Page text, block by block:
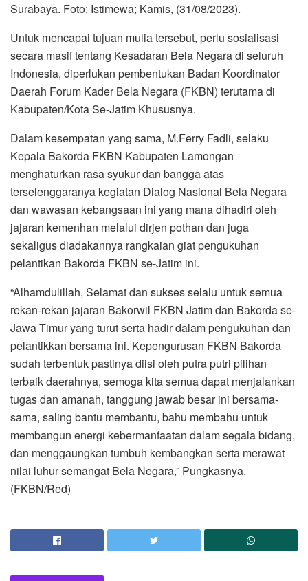
Surabaya. Foto: Istimewa; Kamis, (31/08/2023).
Untuk mencapai tujuan mulia tersebut, perlu sosialisasi
secara masif tentang Kesadaran Bela Negara di seluruh
Indonesia, diperlukan pembentukan Badan Koordinator
Daerah Forum Kader Bela Negara (FKBN) terutama di
Kabupaten/Kota Se-Jatim Khususnya.
Dalam kesempatan yang sama, M.Ferry Fadli, selaku
Kepala Bakorda FKBN Kabupaten Lamongan
menghaturkan rasa syukur dan bangga atas
terselenggaranya kegiatan Dialog Nasional Bela Negara
dan wawasan kebangsaan ini yang mana dihadiri oleh
jajaran kemenhan melalui dirjen pothan dan juga
sekaligus diadakannya rangkaian giat pengukuhan
pelantikan Bakorda FKBN se-Jatim ini.
“Alhamdulillah, Selamat dan sukses selalu untuk semua
rekan-rekan jajaran Bakorwil FKBN Jatim dan Bakorda se-
Jawa Timur yang turut serta hadir dalam pengukuhan dan
pelantikkan bersama ini. Kepengurusan FKBN Bakorda
sudah terbentuk pastinya diisi oleh putra putri pilihan
terbaik daerahnya, semoga kita semua dapat menjalankan
tugas dan amanah, tanggung jawab besar ini bersama-
sama, saling bantu membantu, bahu membahu untuk
membangun energi kebermanfaatan dalam segala bidang,
dan menggaungkan tumbuh kembangkan serta merawat
nilai luhur semangat Bela Negara,” Pungkasnya.
(FKBN/Red)